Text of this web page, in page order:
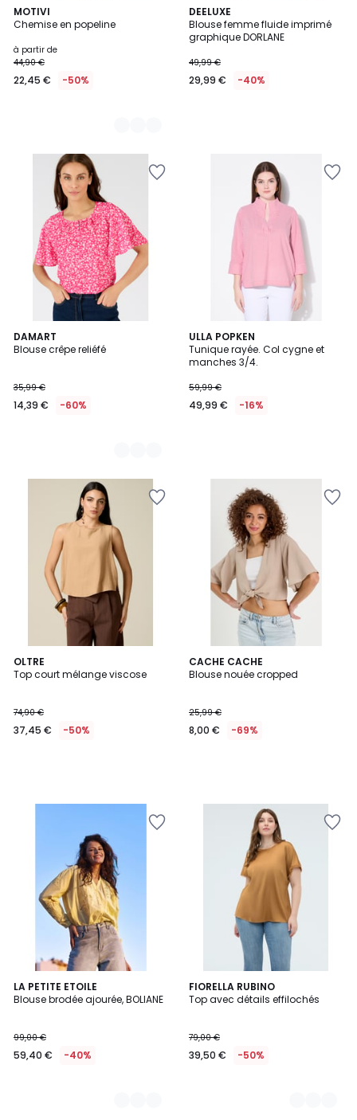
MOTIVI
Chemise en popeline
à partir de
44,90 €
22,45 € -50%
2
Couleurs
DEELUXE
Blouse femme fluide imprimé
graphique DORLANE
49,99 €
29,99 € -40%
DAMART
Blouse crêpe reliéfé
35,99 €
14,39 € -60%
3
Couleurs
ULLA POPKEN
Tunique rayée. Col cygne et
manches 3/4.
59,99 €
49,99 € -16%
OLTRE
Top court mélange viscose
74,90 €
37,45 € -50%
CACHE CACHE
Blouse nouée cropped
25,99 €
8,00 € -69%
LA PETITE ETOILE
Blouse brodée ajourée, BOLIANE
99,00 €
59,40 € -40%
3
Couleurs
FIORELLA RUBINO
Top avec détails effilochés
79,00 €
39,50 € -50%
2
Couleurs